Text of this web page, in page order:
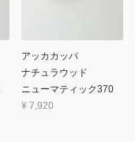
アッカカッパ
ナチュラウッド
ニューマティック370
¥ 7,920